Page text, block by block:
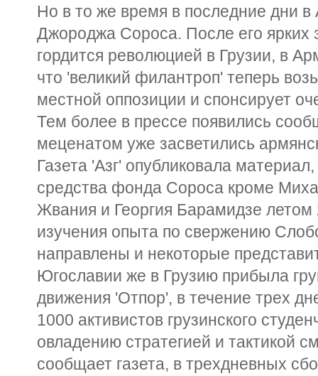
Но в то же время в последние дни
Джороджа Сороса. После его ярких
гордится революцией в Грузии, в
что 'великий филантроп' теперь
местной оппозиции и спонсирует
Тем более в прессе появились
меценатом уже засветились
Газета 'Азг' опубликовала
средства фонда Сороса кроме
Жвания и Георгия Барамидзе
изучения опыта по свержению
направлены и некоторые
Югославии же в Грузию прибыла
движения 'Отпор', в течение трех
1000 активистов грузинского
овладению стратегией и тактикой
сообщает газета, в трехдневных